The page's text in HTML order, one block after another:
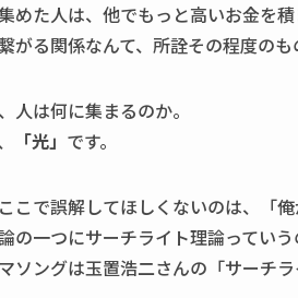
めた人は、他でもっと高いお金を積
がる関係なんて、所詮その程度のも
人は何に集まるのか。
「光」 です。
こで誤解してほしくないのは、「
の一つにサーチライト理論っていう
マソングは玉置浩二さんの「サーチラ